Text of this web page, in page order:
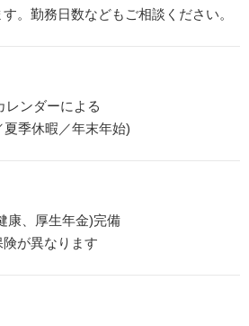
。勤務日数などもご相談ください。
ンダーによる
季休暇／年末年始)
康、厚生年金)完備
が異なります